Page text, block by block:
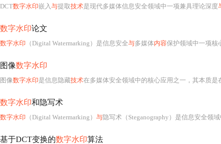
DCT数字水印嵌入与提取技术是现代多媒体信息安全领域中一项兼具理论深度
数字水印论文
数字水印 （Digital Watermarking）是信息安全与多媒体内容保护领域中一项核
图像数字水印
图像数字水印是信息隐藏技术在多媒体安全领域中的核心应用之一，其本质是在不显著影响原始载体（如灰度或彩色数字图像）视觉质量的前提下，将具有特定语义的信息
数字水印和隐写术
数字水印 （Digital Watermarking） 与隐写术（Steganography）是信息安全领
基于DCT变换的数字水印算法